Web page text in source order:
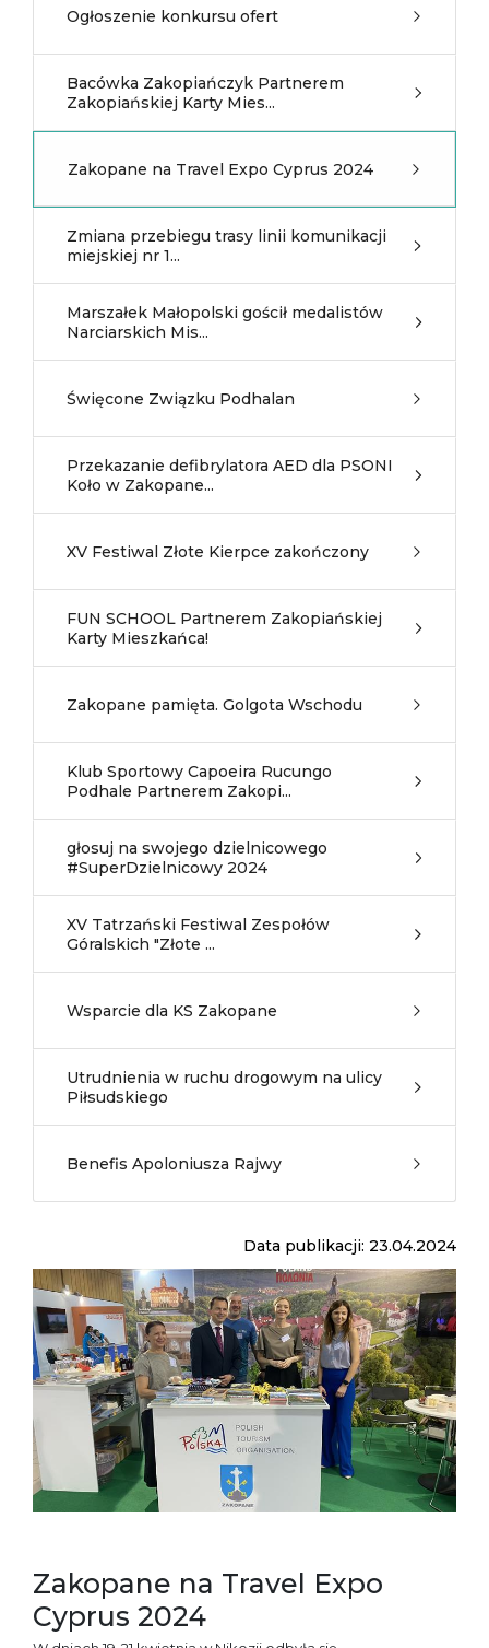
Ogłoszenie konkursu ofert
Bacówka Zakopiańczyk Partnerem
Zakopiańskiej Karty Mies...
Zakopane na Travel Expo Cyprus 2024
Zmiana przebiegu trasy linii komunikacji
miejskiej nr 1...
Marszałek Małopolski gościł medalistów
Narciarskich Mis...
Święcone Związku Podhalan
Przekazanie defibrylatora AED dla PSONI
Koło w Zakopane...
XV Festiwal Złote Kierpce zakończony
FUN SCHOOL Partnerem Zakopiańskiej
Karty Mieszkańca!
Zakopane pamięta. Golgota Wschodu
Klub Sportowy Capoeira Rucungo
Podhale Partnerem Zakopi...
głosuj na swojego dzielnicowego
#SuperDzielnicowy 2024
XV Tatrzański Festiwal Zespołów
Góralskich "Złote ...
Wsparcie dla KS Zakopane
Utrudnienia w ruchu drogowym na ulicy
Piłsudskiego
Benefis Apoloniusza Rajwy
Data publikacji: 23.04.2024
Zakopane na Travel Expo
Cyprus 2024